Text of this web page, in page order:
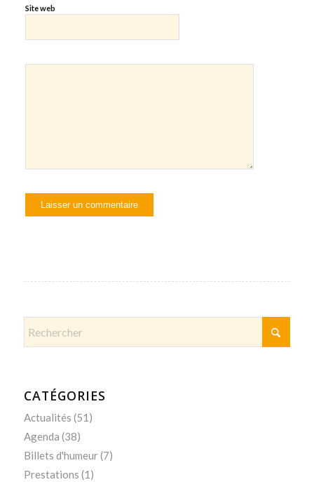
Site web
CATÉGORIES
Actualités (51)
Agenda (38)
Billets d'humeur(7)
Prestations (1)